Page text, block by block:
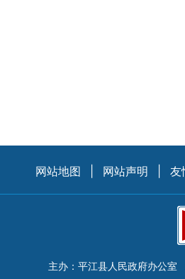
网站地图 网站声明 友
主办：平江县人民政府办公室